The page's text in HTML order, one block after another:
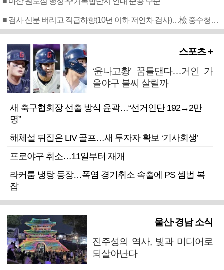
■ 검사 신분 버리고 직급하향(10년 이하 저연차 검사)…檢 중수청행 기피
스포츠 +
‘윤나고황’ 꿈틀댄다…거인 가
을야구 불씨 살릴까
새 축구협회장 선출 방식 윤곽…“선거인단 192→2만
명”
해체설 뒤집은 LIV 골프…새 투자자 확보 ‘기사회생’
프로야구 취소…11일부터 재개
라커룸 냉탕 등장…폭염 경기취소 속출에 PS 셈법 복
잡
울산·경남 소식
진주성의 역사, 빛과 미디어로
되살아난다